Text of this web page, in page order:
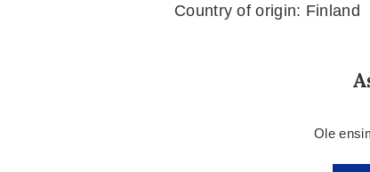
Country of origin: Finland
Ole